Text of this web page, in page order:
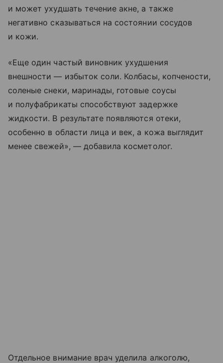
и может ухудшать течение акне, а также
негативно сказываться на состоянии сосудов
и кожи.
«Еще один частый виновник ухудшения
внешности — избыток соли. Колбасы, копчености,
соленые снеки, маринады, готовые соусы
и полуфабрикаты способствуют задержке
жидкости. В результате появляются отеки,
особенно в области лица и век, а кожа выглядит
менее свежей», — добавила косметолог.
Отдельное внимание врач уделила алкоголю,